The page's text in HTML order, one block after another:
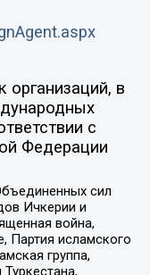
в
с
Федерации
сил
Ичкерии и
война,
Партия исламского
группа,